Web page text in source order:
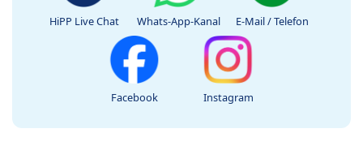
HiPP Live Chat Whats-App-Kanal E-Mail / Telefon
Facebook Instagram